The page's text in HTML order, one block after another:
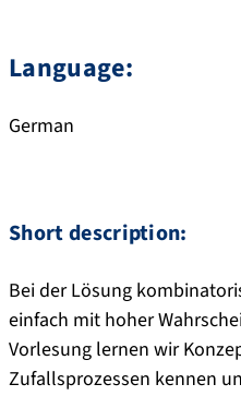
Language:
German
Short description:
Bei der Lösung
einfach mit hoher
Vorlesung lernen wir
Zufallsprozessen kennen